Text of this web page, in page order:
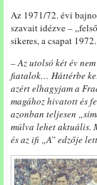
Az 1971/72. évi
szavait idézve –
sikeres, a csapat
– Az utolsó két év
fiatalok… Háttérbe
azért elhagyjam a
magához hivatott és
azonban teljesen
múlva lehet aktuális.
és az ifi „A” edzője